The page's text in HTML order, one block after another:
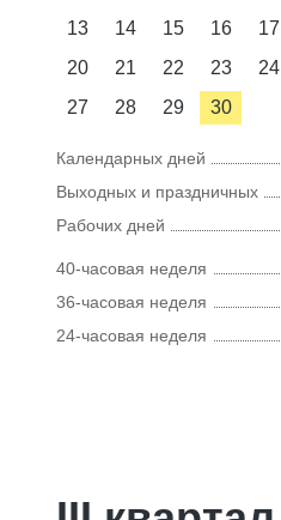
13
14 15 16 17
20
21 22 23 24
27
28 29 30
Календарных дней
Выходных и праздничных
Рабочих дней
40-часовая неделя
36-часовая неделя
24-часовая неделя